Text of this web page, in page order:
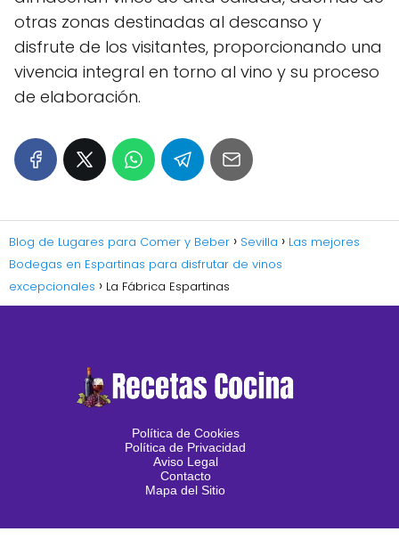
otras zonas destinadas al descanso y
disfrute de los visitantes, proporcionando una
vivencia integral en torno al vino y su proceso
de elaboración.
Blog de Lugares para Comer y Beber Sevilla
Las mejores
Bodegas en Espartinas para disfrutar de vinos
excepcionales
La Fábrica Espartinas
Política de Cookies
Política de Privacidad
Aviso Legal
Contacto
Mapa del Sitio